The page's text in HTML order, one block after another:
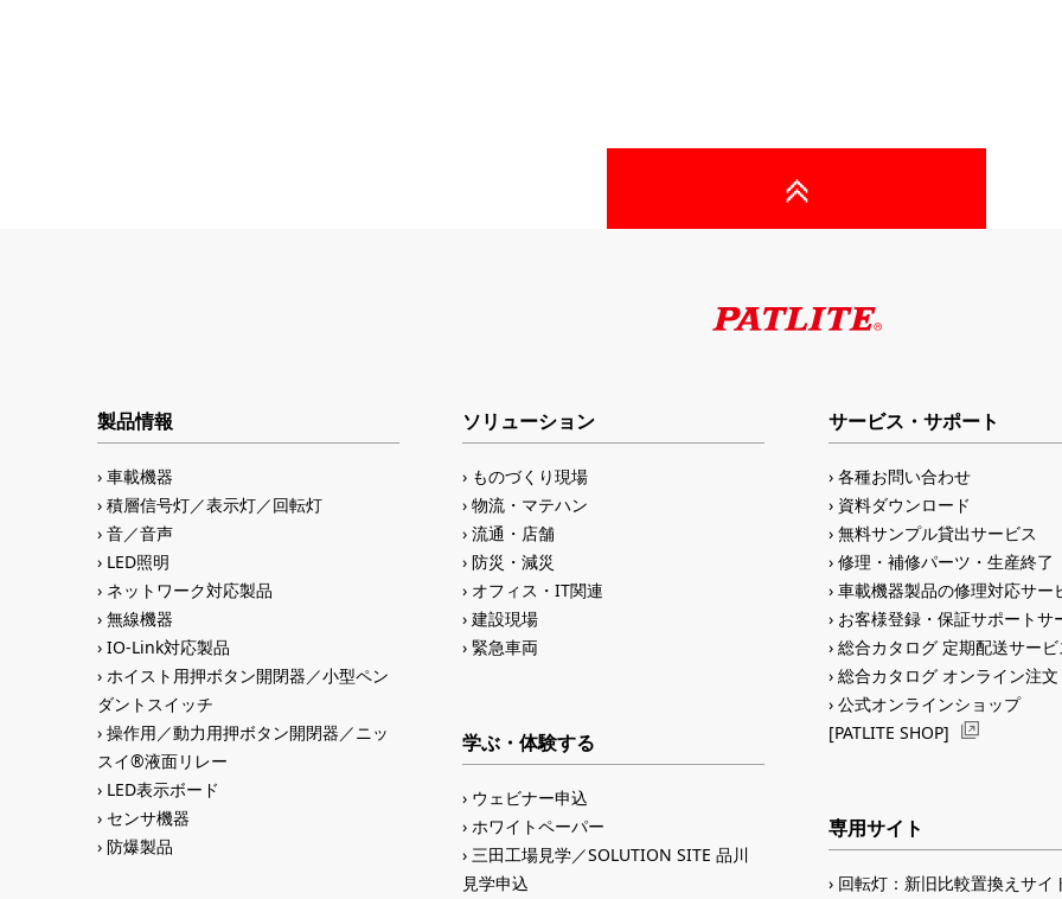
製品情報
車載機器
積層信号灯／表示灯／回転灯
音／音声
LED照明
ネットワーク対応製品
無線機器
IO-Link対応製品
ホイスト用押ボタン開閉器／小型ペン
ダントスイッチ
操作用／動力用押ボタン開閉器／ニッ
スイ®液面リレー
LED表示ボード
センサ機器
防爆製品
ソリューション
ものづくり現場
物流・マテハン
流通・店舗
防災・減災
オフィス・IT関連
建設現場
緊急車両
学ぶ・体験する
ウェビナー申込
ホワイトペーパー
三田工場見学／SOLUTION SITE 品川
見学申込
サービス・サポート
各種お問い合わせ
資料ダウンロード
無料サンプル貸出サービス
修理・補修パーツ・生産終了
車載機器製品の修理対応サー
お客様登録・保証サポートサ
総合カタログ 定期配送サービ
総合カタログ オンライン注文
公式オンラインショップ
[PATLITE SHOP]
専用サイト
回転灯：新旧比較置換えサイ